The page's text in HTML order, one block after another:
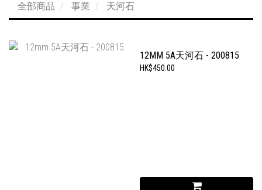
全部商品 事業 天河石
12MM 5A天河石 - 200815
HK$450.00